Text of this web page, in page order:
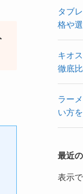
タブ
格や
キオ
徹底比
ラー
い方
最近
表示